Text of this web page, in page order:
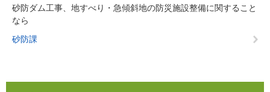
砂防ダム工事、地すべり・急傾斜地の防災施設整備に関すること
なら
砂防課